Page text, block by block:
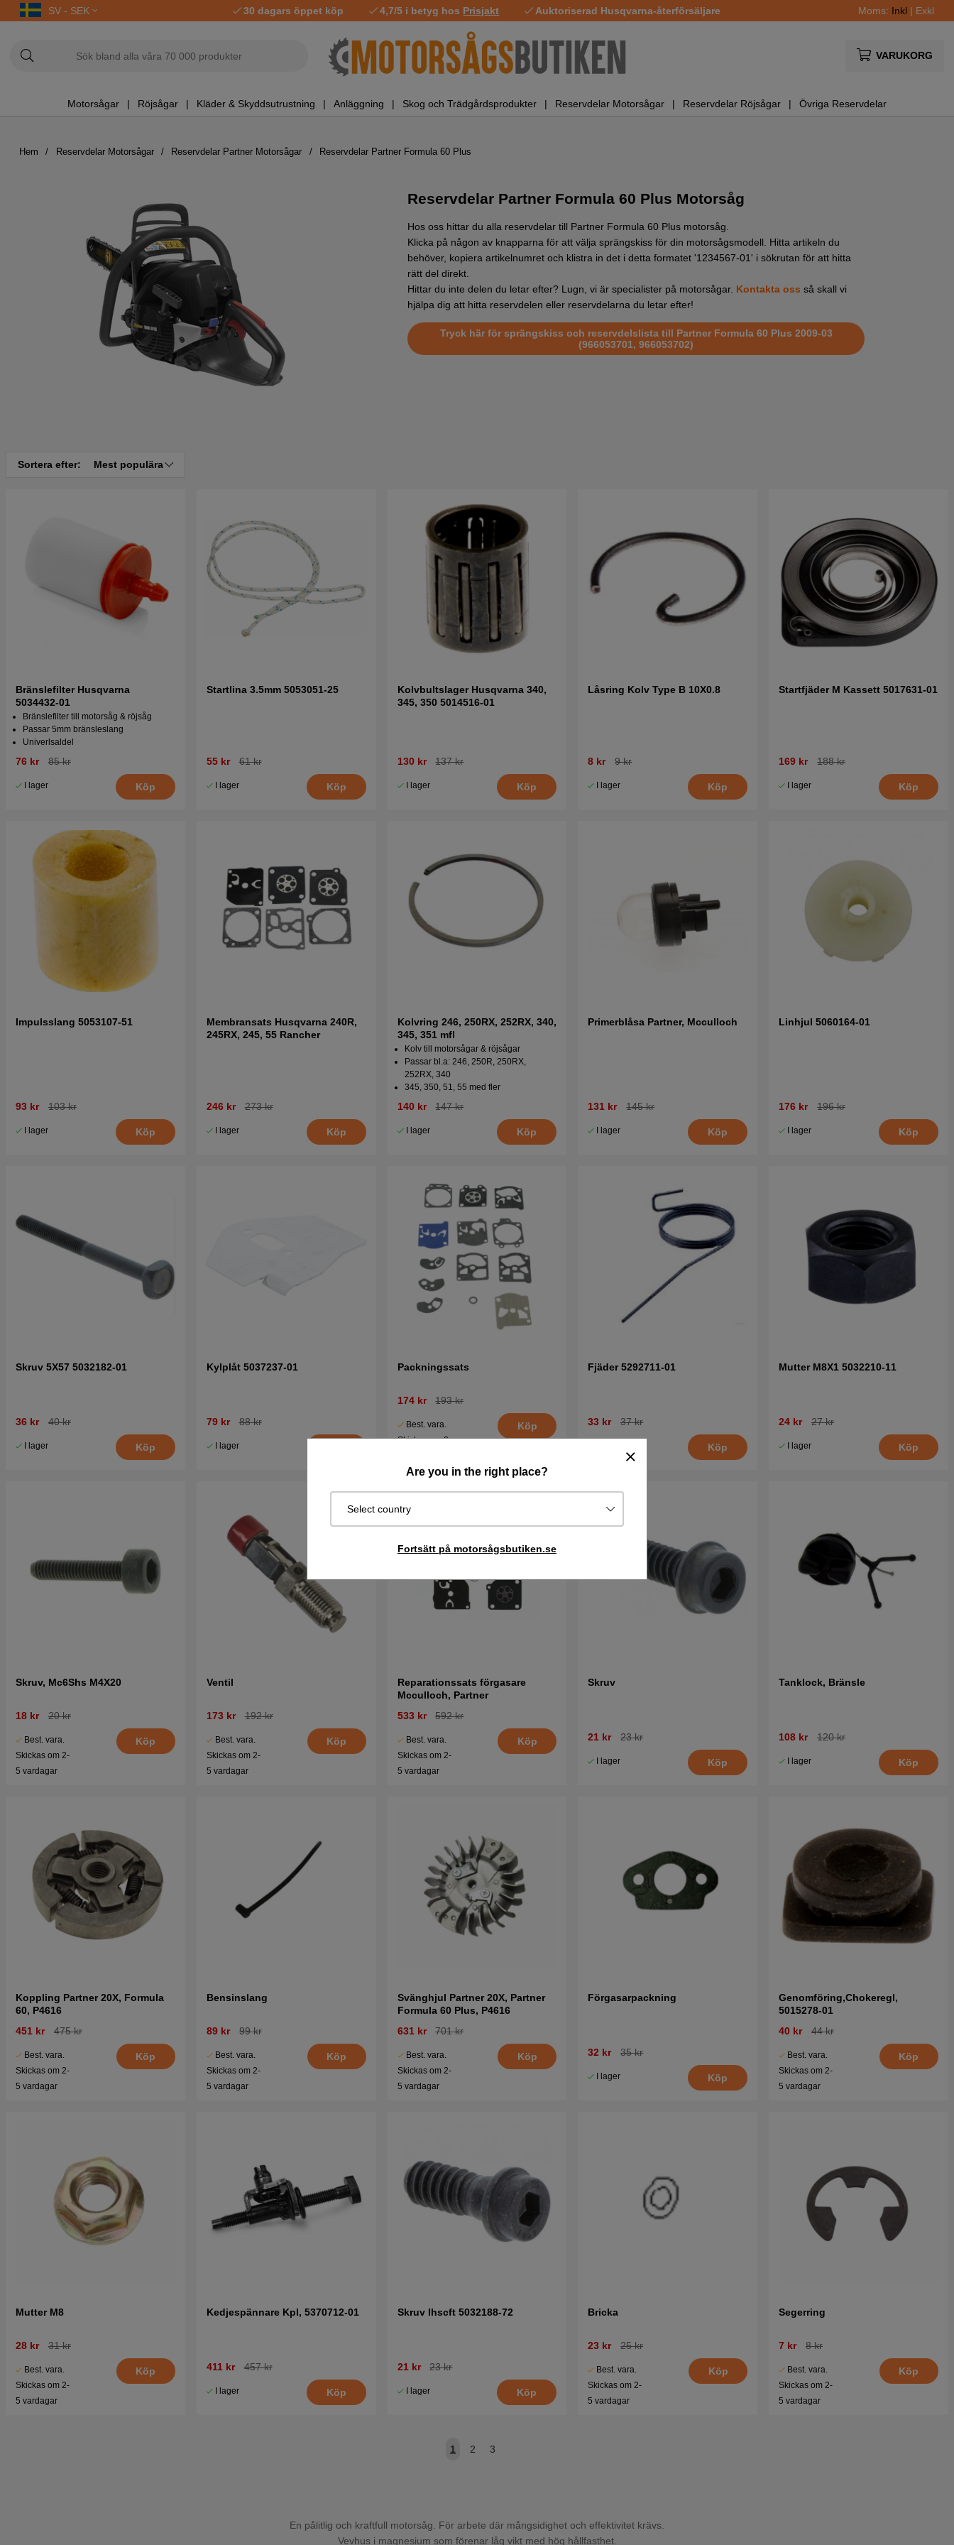
SV - SEK 30 dagars öppet köp 4,7/5 i betyg hos Prisjakt Auktoriserad Husqvarna-återförsäljare Moms: Inkl | Exkl
VARUKORG
Motorsågar Röjsågar Kläder & Skyddsutrustning Anläggning Skog och Trädgårdsprodukter Reservdelar Motorsågar Reservdelar Röjsågar Övriga Reservdelar
Are you in the right place?
Select country
Fortsätt på motorsågsbutiken.se
Hem Reservdelar Motorsågar Reservdelar Partner Motorsågar Reservdelar Partner Formula 60 Plus
Reservdelar Partner Formula 60 Plus Motorsåg
Hos oss hittar du alla reservdelar till Partner Formula 60 Plus motorsåg.
Klicka på någon av knapparna för att välja sprängskiss för din motorsågsmodell. Hitta artikeln du
behöver, kopiera artikelnumret och klistra in det i detta formatet '1234567-01' i sökrutan för att hitta
rätt del direkt.
Hittar du inte delen du letar efter? Lugn, vi är specialister på motorsågar. Kontakta oss så skall vi
hjälpa dig att hitta reservdelen eller reservdelarna du letar efter!
Tryck här för sprängskiss och reservdelslista till Partner Formula 60 Plus 2009-03
(966053701, 966053702)
Sortera efter: Mest populära
Bränslefilter Husqvarna
5034432-01
Bränslefilter till motorsåg & röjsåg
Passar 5mm bränsleslang
Univerlsaldel
76 kr 85 kr
I lager Köp
Startlina 3.5mm 5053051-25
55 kr 61 kr
I lager Köp
Kolvbultslager Husqvarna 340,
345, 350 5014516-01
130 kr 137 kr
I lager Köp
Låsring Kolv Type B 10X0.8
8 kr 9 kr
I lager Köp
Startfjäder M Kassett 5017631-01
169 kr 188 kr
I lager Köp
Impulsslang 5053107-51
93 kr 103 kr
I lager Köp
Membransats Husqvarna 240R,
245RX, 245, 55 Rancher
246 kr 273 kr
I lager Köp
Kolvring 246, 250RX, 252RX, 340,
345, 351 mfl
Kolv till motorsågar & röjsågar
Passar bl.a: 246, 250R, 250RX,
252RX, 340
345, 350, 51, 55 med fler
140 kr 147 kr
I lager Köp
Primerblåsa Partner, Mcculloch
131 kr 145 kr
I lager Köp
Linhjul 5060164-01
176 kr 196 kr
I lager Köp
Skruv 5X57 5032182-01
36 kr 40 kr
I lager Köp
Kylplåt 5037237-01
79 kr 88 kr
I lager
Packningssats
174 kr 193 kr
Best. vara.
Skickas om 2-
Köp
Fjäder 5292711-01
33 kr 37 kr
Köp
Mutter M8X1 5032210-11
24 kr 27 kr
I lager Köp
Skruv, Mc6Shs M4X20
18 kr 20 kr
Best. vara.
Skickas om 2-
5 vardagar
Köp
Ventil
173 kr 192 kr
Best. vara.
Skickas om 2-
5 vardagar
Köp
Reparationssats förgasare
Mcculloch, Partner
533 kr
592 kr
Best. vara.
Skickas om 2-
5 vardagar
Köp
Skruv
21 kr 23 kr
I lager Köp
Tanklock, Bränsle
108 kr 120 kr
I lager Köp
Koppling Partner 20X, Formula
60, P4616
451 kr
475 kr
Best. vara.
Skickas om 2-
5 vardagar
Köp
Bensinslang
89 kr 99 kr
Best. vara.
Skickas om 2-
5 vardagar
Köp
Svänghjul Partner 20X, Partner
Formula 60 Plus, P4616
631 kr
701 kr
Best. vara.
Skickas om 2-
5 vardagar
Köp
Förgasarpackning
32 kr 35 kr
I lager Köp
Genomföring,Chokeregl,
5015278-01
40 kr
44 kr
Best. vara.
Skickas om 2-
5 vardagar
Köp
Mutter M8
28 kr 31 kr
Best. vara.
Skickas om 2-
5 vardagar
Köp
Kedjespännare Kpl, 5370712-01
411 kr 457 kr
I lager Köp
Skruv Ihscft 5032188-72
21 kr 23 kr
I lager Köp
Bricka
23 kr 25 kr
Best. vara.
Skickas om 2-
5 vardagar
Köp
Segerring
7 kr 8 kr
Best. vara.
Skickas om 2-
5 vardagar
Köp
1 2 3
En pålitlig och kraftfull motorsåg. För arbete där mångsidighet och effektivitet krävs.
Vevhus i magnesium som förenar låg vikt med hög hållfasthet.